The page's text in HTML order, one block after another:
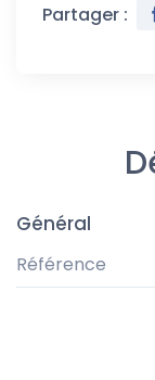
Partager :
Général
Référence